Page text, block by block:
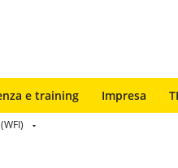
e training Impresa